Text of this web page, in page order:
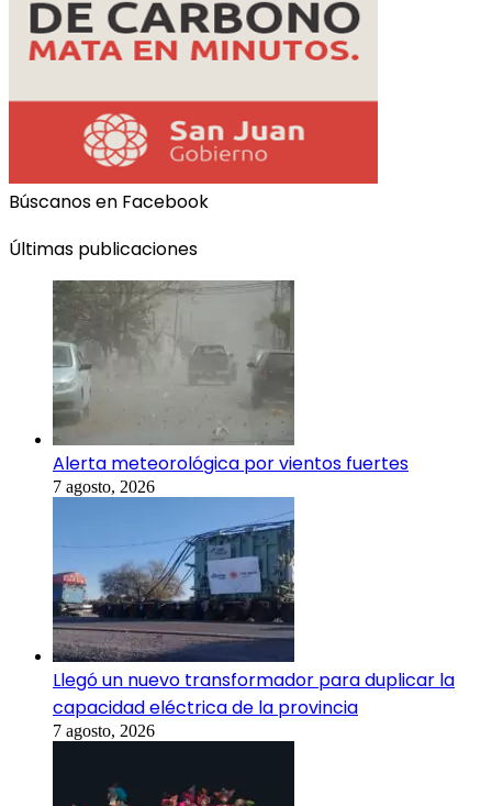
Búscanos en Facebook
Últimas publicaciones
Alerta meteorológica por vientos fuertes
7 agosto, 2026
Llegó un nuevo transformador para duplicar la
capacidad eléctrica de la provincia
7 agosto, 2026